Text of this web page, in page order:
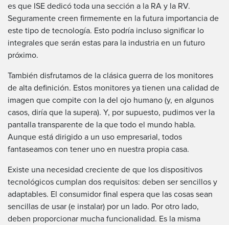
es que ISE dedicó toda una sección a la RA y la RV.
Seguramente creen firmemente en la futura importancia de
este tipo de tecnología. Esto podría incluso significar lo
integrales que serán estas para la industria en un futuro
próximo.
También disfrutamos de la clásica guerra de los monitores
de alta definición. Estos monitores ya tienen una calidad de
imagen que compite con la del ojo humano (y, en algunos
casos, diría que la supera). Y, por supuesto, pudimos ver la
pantalla transparente de la que todo el mundo habla.
Aunque está dirigido a un uso empresarial, todos
fantaseamos con tener uno en nuestra propia casa.
Existe una necesidad creciente de que los dispositivos
tecnológicos cumplan dos requisitos: deben ser sencillos y
adaptables. El consumidor final espera que las cosas sean
sencillas de usar (e instalar) por un lado. Por otro lado,
deben proporcionar mucha funcionalidad. Es la misma